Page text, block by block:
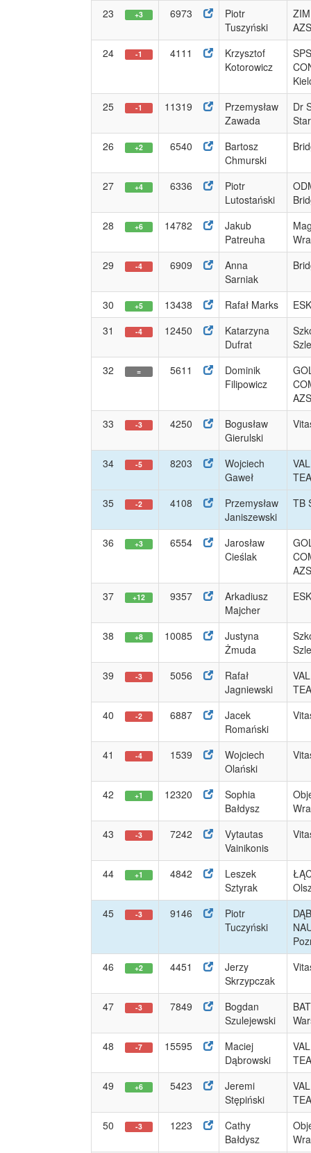
23
+3 6973
Piotr
Tuszyński
24
-1 4111
Krzysztof
Kotorowicz
SPS
25
-1 11319
Przemysław
Zawada
Dr
26
+2 6540
Bartosz
Chmurski
27 +4 6336
Piotr
Lutostański
28
+6 14782
Jakub
Patreuha
29
-4 6909
Anna
Sarniak
30 +5 13438 Rafał Marks
31
-4 12450
Katarzyna
Dufrat
32
= 5611
Dominik
Filipowicz
33
-3 4250
Bogusław
Gierulski
34 -5 8203
Wojciech
Gaweł
35
-2 4108
Przemysław
Janiszewski
TB
36 +3 6554
Jarosław
Cieślak
37
+12 9357
Arkadiusz
Majcher
38 +8 10085
Justyna
Żmuda
39
-3 5056
Rafał
Jagniewski
40
-2 6887
Jacek
Romański
41 -4 1539
Wojciech
Olański
42 +1 12320
Sophia
Bałdysz
43
-3 7242
Vytautas
Vainikonis
44 +1 4842
Leszek
Sztyrak
45
-3 9146
Piotr
Tuczyński
46
+2 4451
Jerzy
Skrzypczak
47 -3 7849
Bogdan
Szulejewski
48
-7 15595
Maciej
Dąbrowski
49
+6 5423
Jeremi
Stępiński
50
-3 1223
Cathy
Bałdysz